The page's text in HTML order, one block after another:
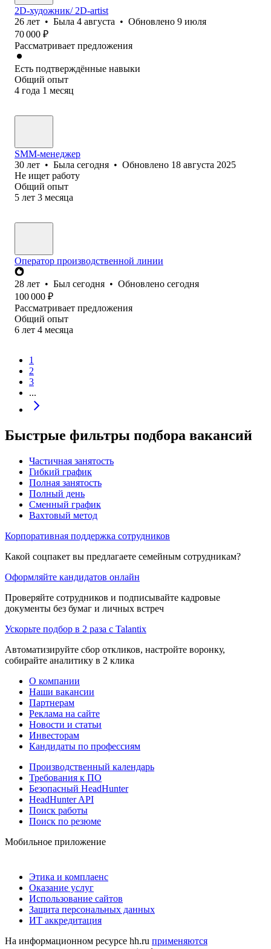
2D-художник/ 2D-artist
26 лет • Была 4 августа • Обновлено 9 июля
70 000 ₽
Рассматривает предложения
Есть подтверждённые навыки
Общий опыт
4 года 1 месяц
SMM-менеджер
30 лет • Была сегодня • Обновлено 18 августа 2025
Не ищет работу
Общий опыт
5 лет 3 месяца
Оператор производственной линии
28 лет • Был сегодня • Обновлено сегодня
100 000 ₽
Рассматривает предложения
Общий опыт
6 лет 4 месяца
1
2
3
...
Быстрые фильтры подбора вакансий
Частичная занятость
Гибкий график
Полная занятость
Полный день
Сменный график
Вахтовый метод
Корпоративная поддержка сотрудников
Какой соцпакет вы предлагаете семейным сотрудникам?
Оформляйте кандидатов онлайн
Проверяйте сотрудников и подписывайте кадровые
документы без бумаг и личных встреч
Ускорьте подбор в 2 раза с Talantix
Автоматизируйте сбор откликов, настройте воронку,
собирайте аналитику в 2 клика
О компании
Наши вакансии
Партнерам
Реклама на сайте
Новости и статьи
Инвесторам
Кандидаты по профессиям
Производственный календарь
Требования к ПО
Безопасный HeadHunter
HeadHunter API
Поиск работы
Поиск по резюме
Мобильное приложение
Этика и комплаенс
Оказание услуг
Использование сайтов
Защита персональных данных
ИТ аккредитация
На информационном ресурсе hh.ru применяются